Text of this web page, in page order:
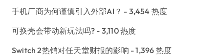
手机厂商为何谨慎引入外部AI？ - 3,454 热度
可换壳会带动新玩法吗? - 3,110 热度
Switch 2热销对任天堂财报的影响 - 1,396 热度